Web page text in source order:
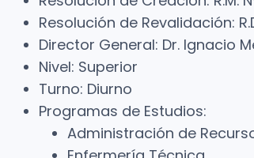
Resolución de Revalidación:
Director General: Dr. Ignacio
Nivel: Superior
Turno: Diurno
Programas de Estudios:
Administración de